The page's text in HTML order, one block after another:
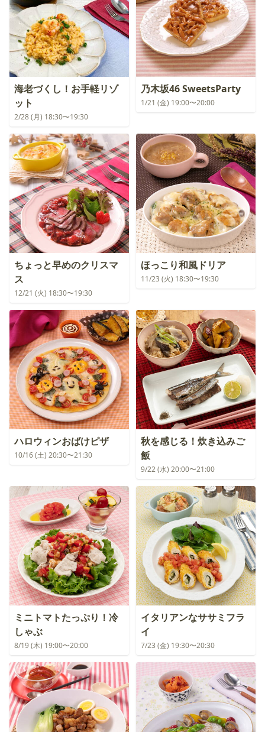
海老づくし！お手軽リゾ
ット
2/28 (月) 18:30〜19:30
乃木坂46 SweetsParty
1/21 (金) 19:00〜20:00
ちょっと早めのクリスマ
ス
12/21 (火) 18:30〜19:30
ほっこり和風ドリア
11/23 (火) 18:30〜19:30
ハロウィンおばけピザ
10/16 (土) 20:30〜21:30
秋を感じる！炊き込みご
飯
9/22 (水) 20:00〜21:00
ミニトマトたっぷり！冷
しゃぶ
8/19 (木) 19:00〜20:00
イタリアンなササミフラ
イ
7/23 (金) 19:30〜20:30